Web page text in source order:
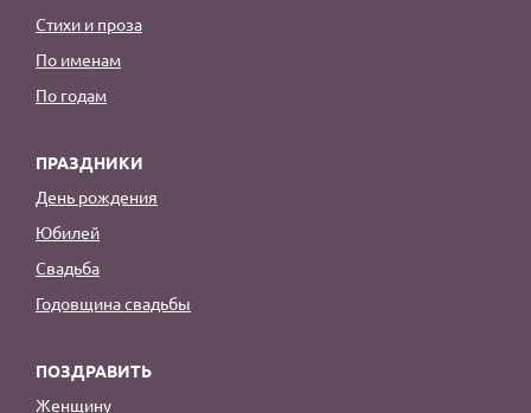
Стихи и проза
По именам
По годам
ПРАЗДНИКИ
День рождения
Юбилей
Свадьба
Годовщина свадьбы
ПОЗДРАВИТЬ
Женщину